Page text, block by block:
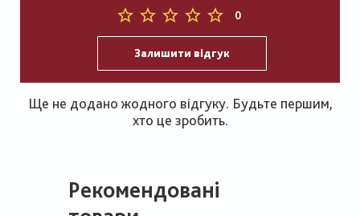
0
Залишити відгук
Ще не додано жодного відгуку. Будьте першим,
хто це зробить.
Рекомендовані